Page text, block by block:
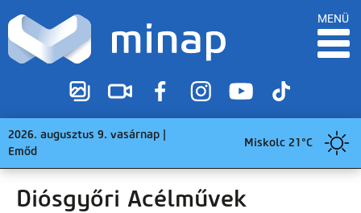
MENÜ
2026. augusztus 9. vasárnap |
Emőd
Miskolc 21°C
Diósgyőri Acélművek